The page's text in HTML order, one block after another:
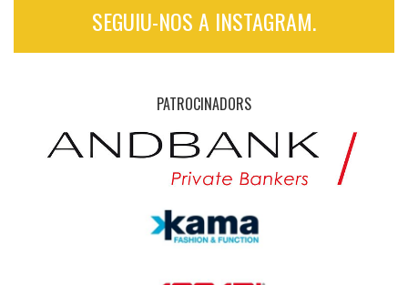
SEGUIU-NOS A INSTAGRAM.
PATROCINADORS